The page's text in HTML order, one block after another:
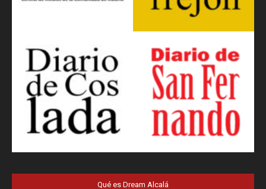
Qué es Dream Alcalá